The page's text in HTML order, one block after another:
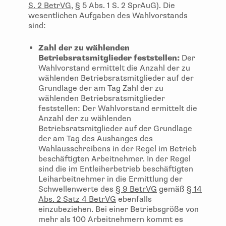
S. 2 BetrVG, § 5 Abs. 1 S. 2 SprAuG). Die
wesentlichen Aufgaben des Wahlvorstands
sind:
Zahl der zu wählenden
Betriebsratsmitglieder feststellen: Der
Wahlvorstand ermittelt die Anzahl der zu
wählenden Betriebsratsmitglieder auf der
Grundlage der am Tag Zahl der zu
wählenden Betriebsratsmitglieder
feststellen: Der Wahlvorstand ermittelt die
Anzahl der zu wählenden
Betriebsratsmitglieder auf der Grundlage
der am Tag des Aushanges des
Wahlausschreibens in der Regel im Betrieb
beschäftigten Arbeitnehmer. In der Regel
sind die im Entleiherbetrieb beschäftigten
Leiharbeitnehmer in die Ermittlung der
Schwellenwerte des § 9 BetrVG gemäß § 14
Abs. 2 Satz 4 BetrVG ebenfalls
einzubeziehen. Bei einer Betriebsgröße von
mehr als 100 Arbeitnehmern kommt es